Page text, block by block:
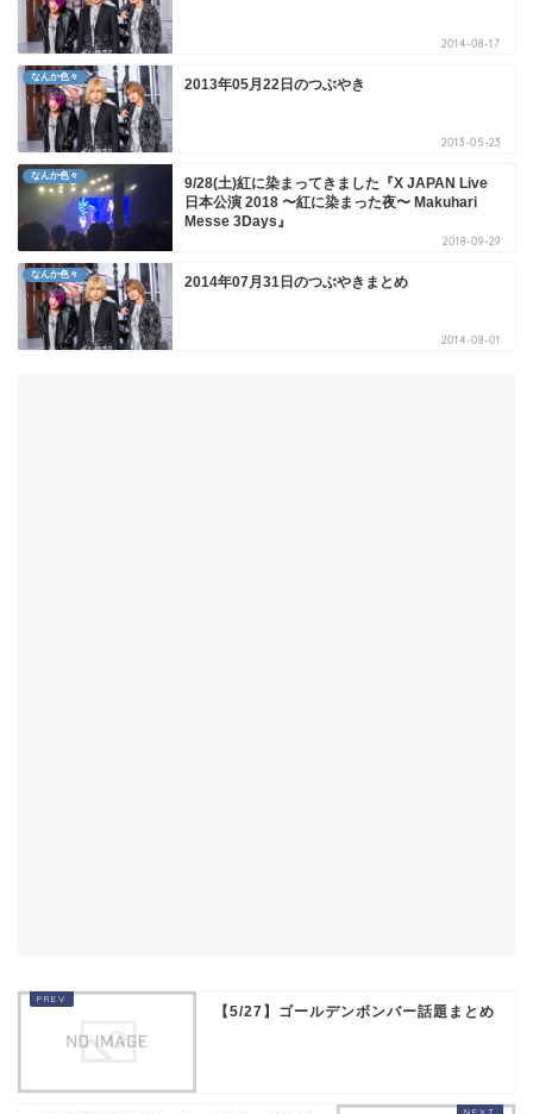
2014-08-17
なんか色々 2013年05月22日のつぶやき
2013-05-23
なんか色々
9/28(土)紅に染まってきました『X JAPAN Live
日本公演 2018 〜紅に染まった夜〜 Makuhari
Messe 3Days』
2018-09-29
なんか色々 2014年07月31日のつぶやきまとめ
2014-08-01
【5/27】ゴールデンボンバー話題まとめ